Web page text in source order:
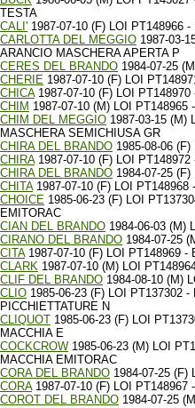
TESTA
CALI' 1987-07-10 (F) LOI PT148966
CARLOTTA DEL MEGGIO 1987-03-
ARANCIO MASCHERA APERTA P
CERES DEL BRANDO 1984-07-25
CHERIE 1987-07-10 (F) LOI
CHICA1987-07-10 (F) LOI PT148970
CHIM 1987-07-10 (M) LOI PT148965
CHIM DEL MEGGIO 1987-03-15 (M)
MASCHERA SEMICHIUSA GR
CHIRA DEL BRANDO 1985-08-06
CHIRA1987-07-10 (F) LOI PT148972
CHIRA DEL BRANDO 1984-07-25
CHITA1987-07-10 (F) LOI PT148968
CHOICE 1985-06-23 (F) LOI
EMITORAC
CIAN DEL BRANDO 1984-06-03 (M)
CIRANO DEL BRANDO 1984-07-25
CITA1987-07-10 (F) LOI PT148969 -
CLARK 1987-07-10 (M) LOI
CLIF DEL BRANDO 1984-08-10 (M)
CLIO 1985-06-23 (F) LOI PT137302
PICCHIETTATURE N
CLIQUOT 1985-06-23 (F) LOI
MACCHIA E
COCKCROW 1985-06-23 (M) LOI
MACCHIA EMITORAC
CORA DEL BRANDO 1984-07-25 (F)
CORA1987-07-10 (F) LOI PT148967
COROT DEL BRANDO 1984-07-25